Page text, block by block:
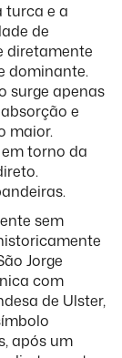
turca e a
de
diretamente
dominante.
surge apenas
e
maior.
torno da
sem
Jorge
com
de Ulster,
após um